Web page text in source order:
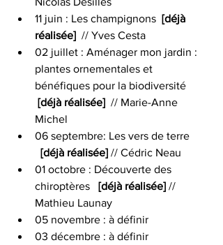
11 juin : Les champignons [déjà
réalisée] // Yves Cesta
02 juillet : Aménager mon jardin :
plantes ornementales et
bénéfiques pour la biodiversité
[déjà réalisée] // Marie-Anne
Michel
06 septembre: Les vers de terre
[déjà réalisée] // Cédric Neau
01 octobre : Découverte des
chiroptères [déjà réalisée] //
Mathieu Launay
05 novembre : à définir
03 décembre : à définir